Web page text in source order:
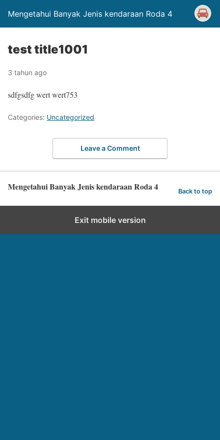
Mengetahui Banyak Jenis kendaraan Roda 4
test title1001
3 tahun ago
sdfgsdfg wert wert753
Categories: Uncategorized
Leave a Comment
Mengetahui Banyak Jenis kendaraan Roda 4 Back to top
Exit mobile version